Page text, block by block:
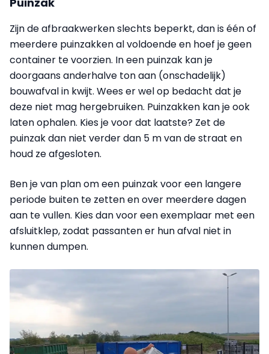
Zijn de afbraakwerken slechts beperkt, dan is één of
meerdere puinzakken al voldoende en hoef je geen
container te voorzien. In een puinzak kan je
doorgaans anderhalve ton aan (onschadelijk)
bouwafval in kwijt. Wees er wel op bedacht dat je
deze niet mag hergebruiken. Puinzakken kan je ook
laten ophalen. Kies je voor dat laatste? Zet de
puinzak dan niet verder dan 5 m van de straat en
houd ze afgesloten.
Ben je van plan om een puinzak voor een langere
periode buiten te zetten en over meerdere dagen
aan te vullen. Kies dan voor een exemplaar met een
afsluitklep, zodat passanten er hun afval niet in
kunnen dumpen.